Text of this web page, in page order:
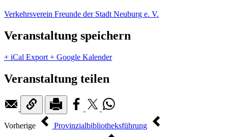
Verkehrsverein Freunde der Stadt Neuburg e. V.
Veranstaltung speichern
+ iCal Export + Google Kalender
Veranstaltung teilen
Vorherige
Provinzialbibliotheksführung